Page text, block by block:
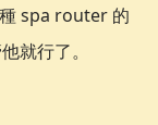
spa router 的
就行了。